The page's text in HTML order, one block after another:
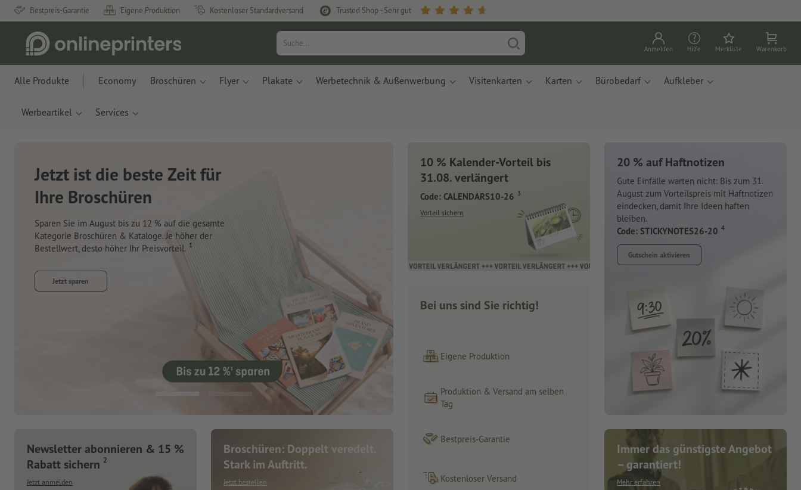
Bestpreis-Garantie Eigene Produktion Kostenloser Standardversand Trusted Shop - Sehr gut
Anmelden Hilfe Merkliste Warenkorb
Alle Produkte Economy Broschüren Flyer Plakate Werbetechnik & Außenwerbung Visitenkarten Karten Bürobedarf Aufkleber
Werbeartikel Services
Neue Notizbücher &
Planer für Ihren
Schreibtisch
Mit innovativen Materialien aus Apfelresten und
Jetzt entdecken
Newsletter abonnieren & 15 %
Rabatt sichern 2
Jetzt anmelden
Broschüren: Doppelt veredelt.
Stark im Auftritt.
Jetzt bestellen
10 % Kalender-Vorteil bis
31.08. verlängert
Code: CALENDARS10-26 3
Vorteil sichern
Bei uns sind Sie richtig!
Eigene Produktion
Produktion & Versand am selben
Tag
Bestpreis-Garantie
Kostenloser Versand
20 % auf Haftnotizen
Gute Einfälle warten nicht: Bis zum 31.
August zum Vorteilspreis mit Haftnotizen
eindecken, damit Ihre Ideen haften
bleiben.
Code: STICKYNOTES26-20 4
Gutschein aktivieren
Immer das günstigste Angebot
– garantiert!
Mehr erfahren